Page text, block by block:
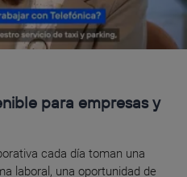
para empresas y
cada día toman una
laboral, una oportunidad de